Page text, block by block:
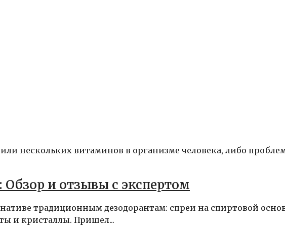
нескольких витаминов в организме человека, либо
и отзывы с экспертом
традиционным дезодорантам: спреи на спиртовой
и кристаллы. Пришел...